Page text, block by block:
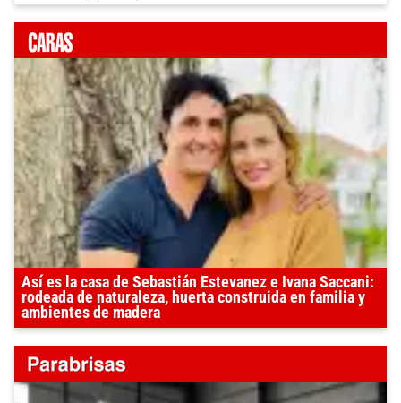
Así es la casa de Sebastián Estevanez e Ivana Saccani:
rodeada de naturaleza, huerta construida en familia y
ambientes de madera